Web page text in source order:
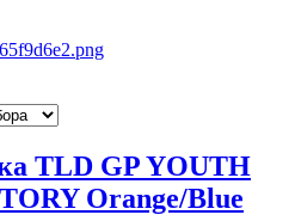
TLD GP YOUTH
Orange/Blue